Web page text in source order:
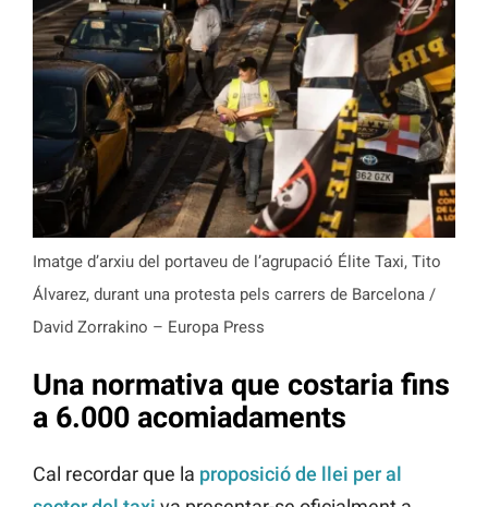
Imatge d’arxiu del portaveu de l’agrupació Élite Taxi, Tito
Álvarez, durant una protesta pels carrers de Barcelona /
David Zorrakino – Europa Press
Una normativa que costaria fins
a 6.000 acomiadaments
Cal recordar que la proposició de llei per al